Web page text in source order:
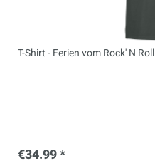
T-Shirt - Ferien vom Rock' N Roll
€34.99 *